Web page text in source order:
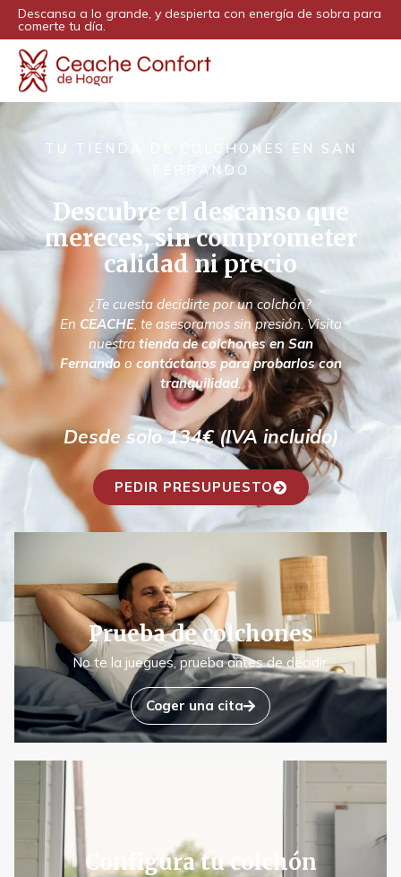
Descansa a lo grande, y despierta con energía de sobra para
comerte tu día.
TU TIENDA DE COLCHONES EN SAN
FERRANDO
Descubre el descanso que
mereces, sin comprometer
calidad ni precio
¿Te cuesta decidirte por un colchón?
En CEACHE, te asesoramos sin presión. Visita
nuestra tienda de colchones en San
Fernandoo contáctanos para probarlos con
tranquilidad.
Desde solo 134€ (IVA incluido)
PEDIR PRESUPUESTO
Prueba de colchones
No te la juegues, prueba antes de decidir.
Coger una cita
Configura tu colchón